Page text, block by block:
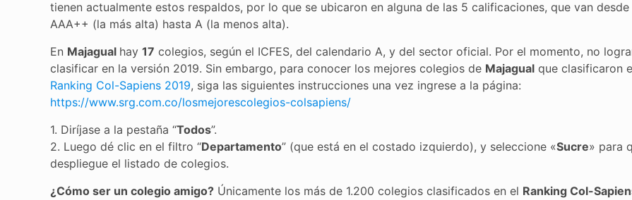
tienen actualmente estos respaldos, por lo que se ubicaron en alguna de las 5 calificaciones, que van desde
AAA++ (la más alta) hasta A (la menos alta).
En Majagual hay 17 colegios, según el ICFES, del calendario A, y del sector oficial. Por el momento, no
clasificar en la versión 2019. Sin embargo, para conocer los mejores colegios de Majagualque clasificaron
Ranking Col-Sapiens 2019, siga las siguientes instrucciones una vez ingrese a la página:
https://www.srg.com.co/losmejorescolegios-colsapiens/
1. Diríjase a la pestaña “Todos”.
2. Luego dé clic en el filtro “Departamento” (que está en el costado izquierdo), y seleccione «Sucre» para
despliegue el listado de colegios.
¿Cómo ser un colegio amigo?Únicamente los más de 1.200 colegios clasificados en el Ranking Col-